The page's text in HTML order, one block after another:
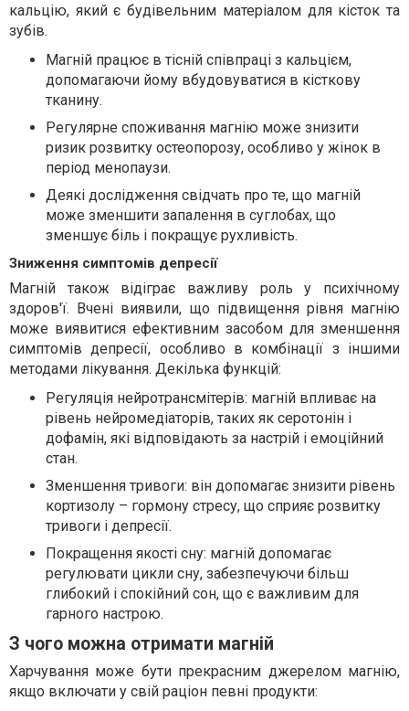
кальцію, який є будівельним матеріалом для кісток та
зубів.
Магній працює в тісній співпраці з кальцієм,
допомагаючи йому вбудовуватися в кісткову
тканину.
Регулярне споживання магнію може знизити
ризик розвитку остеопорозу, особливо у жінок в
період менопаузи.
Деякі дослідження свідчать про те, що магній
може зменшити запалення в суглобах, що
зменшує біль і покращує рухливість.
Зниження симптомів депресії
Магній також відіграє важливу роль у психічному
здоров'ї. Вчені виявили, що підвищення рівня магнію
може виявитися ефективним засобом для зменшення
симптомів депресії, особливо в комбінації з іншими
методами лікування. Декілька функцій:
Регуляція нейротрансмітерів: магній впливає на
рівень нейромедіаторів, таких як серотонін і
дофамін, які відповідають за настрій і емоційний
стан.
Зменшення тривоги: він допомагає знизити рівень
кортизолу – гормону стресу, що сприяє розвитку
тривоги і депресії.
Покращення якості сну: магній допомагає
регулювати цикли сну, забезпечуючи більш
глибокий і спокійний сон, що є важливим для
гарного настрою.
З чого можна отримати магній
Харчування може бути прекрасним джерелом магнію,
якщо включати у свій раціон певні продукти: